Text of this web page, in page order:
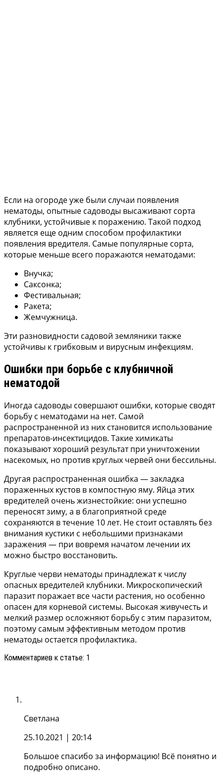
Если на огороде уже были случаи появления
нематоды, опытные садоводы высаживают сорта
клубники, устойчивые к поражению. Такой подход
является еще одним способом профилактики
появления вредителя. Самые популярные сорта,
которые меньше всего поражаются нематодами:
Внучка;
Саксонка;
Фестивальная;
Ракета;
Жемчужница.
Эти разновидности садовой земляники также
устойчивы к грибковым и вирусным инфекциям.
Ошибки при борьбе с клубничной
нематодой
Иногда садоводы совершают ошибки, которые сводят
борьбу с нематодами на нет. Самой
распространенной из них становится использование
препаратов-инсектицидов. Такие химикаты
показывают хороший результат при уничтожении
насекомых, но против круглых червей они бессильны.
Другая распространенная ошибка — закладка
пораженных кустов в компостную яму. Яйца этих
вредителей очень жизнестойкие: они успешно
переносят зиму, а в благоприятной среде
сохраняются в течение 10 лет. Не стоит оставлять без
внимания кустики с небольшими признаками
заражения — при вовремя начатом лечении их
можно быстро восстановить.
Круглые черви нематоды принадлежат к числу
опасных вредителей клубники. Микроскопический
паразит поражает все части растения, но особенно
опасен для корневой системы. Высокая живучесть и
мелкий размер осложняют борьбу с этим паразитом,
поэтому самым эффективным методом против
нематоды остается профилактика.
Комментариев к статье: 1
Светлана
25.10.2021 | 20:14
Большое спасибо за информацию! Всё понятно и
подробно описано.